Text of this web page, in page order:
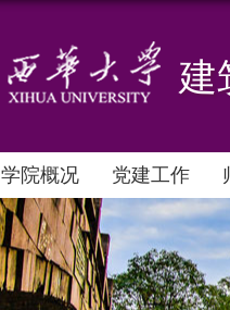
建
学院概况 党建工作